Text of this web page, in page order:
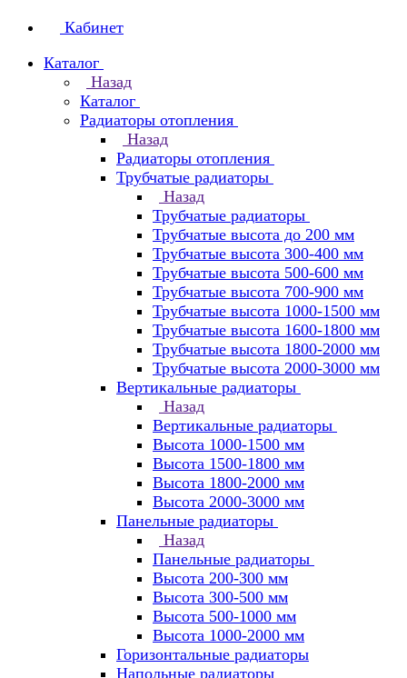
Кабинет
Каталог
Назад
Каталог
Радиаторы отопления
Назад
Радиаторы отопления
Трубчатые радиаторы
Назад
Трубчатые радиаторы
Трубчатые высота до 200 мм
Трубчатые высота 300-400 мм
Трубчатые высота 500-600 мм
Трубчатые высота 700-900 мм
Трубчатые высота 1000-1500 мм
Трубчатые высота 1600-1800 мм
Трубчатые высота 1800-2000 мм
Трубчатые высота 2000-3000 мм
Вертикальные радиаторы
Назад
Вертикальные радиаторы
Высота 1000-1500 мм
Высота 1500-1800 мм
Высота 1800-2000 мм
Высота 2000-3000 мм
Панельные радиаторы
Назад
Панельные радиаторы
Высота 200-300 мм
Высота 300-500 мм
Высота 500-1000 мм
Высота 1000-2000 мм
Горизонтальные радиаторы
Напольные радиаторы